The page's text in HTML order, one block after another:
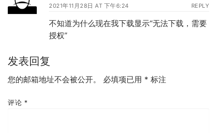
2021年11月28日 AT 下午6:24 REPLY
不知道为什么现在我下载显示“无法下载，需要
授权”
发表回复
您的邮箱地址不会被公开。 必填项已用 * 标注
评论 *